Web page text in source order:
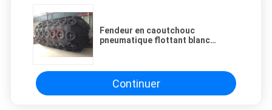
Fendeur en caoutchouc
pneumatique flottant blanc
Continuer